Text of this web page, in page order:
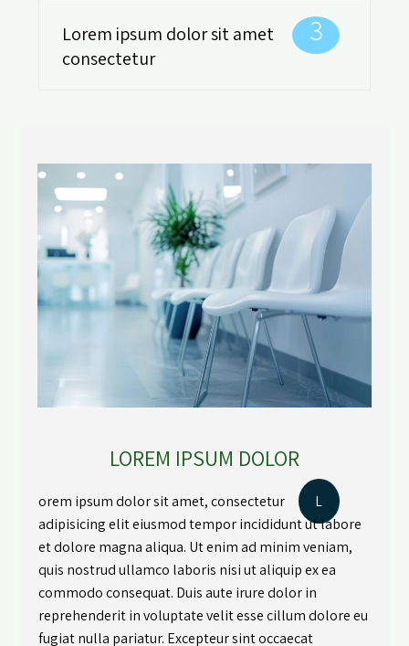
3
Lorem ipsum dolor sit amet
consectetur
LOREM IPSUM DOLOR
L
orem ipsum dolor sit amet, consectetur
adipisicing elit eiusmod tempor incididunt ut labore
et dolore magna aliqua. Ut enim ad minim veniam,
quis nostrud ullamco laboris nisi ut aliquip ex ea
commodo consequat. Duis aute irure dolor in
reprehenderit in voluptate velit esse cillum dolore eu
fugiat nulla pariatur. Excepteur sint occaecat